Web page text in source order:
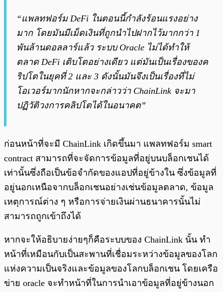
“แพลทฟอร์ม DeFi ในตอนนี้กำลังร้อนแรงอย่าง
มาก โดยมันมีเม็ดเงินที่ถูกนำไปฝากไว้มากกว่า 1
พันล้านดอลลาร์แล้ว ระบบ Oracle ไม่ได้ทำให้
ตลาด DeFi เติบโตอย่างเดียว แต่มันเป็นเรื่องของค
ริปโตในยุคที่ 2 และ 3 ดังนั้นมันจึงเป็นเรื่องที่ไม่
โอเวอร์มากนักหากจะกล่าวว่า ChainLink จะมา
ปฏิวัติวงการคลิปโตได้ในอนาคต”
ก่อนหน้าที่จะมี ChainLink เกิดขึ้นมา แพลทฟอร์ม smart
contract สามารถที่จะจัดการข้อมูลที่อยู่บนบล็อกเชนได้
เท่านั้นซึ่งถือเป็นข้อจำกัดของแอปที่อยู่ข้างใน ซึ่งข้อมูลที่
อยู่นอกเหนือจากบล็อกเชนอย่างเช่นข้อมูลตลาด, ข้อมูล
เหตุการณ์ต่าง ๆ หรือการจ่ายเงินผ่านธนาคารนั้นไม่
สามารถถูกเข้าถึงได้
หากจะให้อธิบายง่ายๆก็คือระบบของ ChainLink นั้น ทำ
หน้าที่เหมือนกับเป็นสะพานที่เชื่อมระหว่างข้อมูลของโลก
แห่งความเป็นจริงและข้อมูลของโลกบล็อกเชน โดยเครือ
ข่าย oracle จะทำหน้าที่ในการนำเอาข้อมูลที่อยู่ข้างนอก